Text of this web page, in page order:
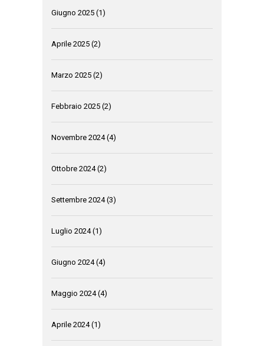
Giugno 2025 (1)
Aprile 2025 (2)
Marzo 2025 (2)
Febbraio 2025 (2)
Novembre 2024(4)
Ottobre 2024(2)
Settembre 2024(3)
Luglio 2024(1)
Giugno 2024(4)
Maggio 2024(4)
Aprile 2024(1)